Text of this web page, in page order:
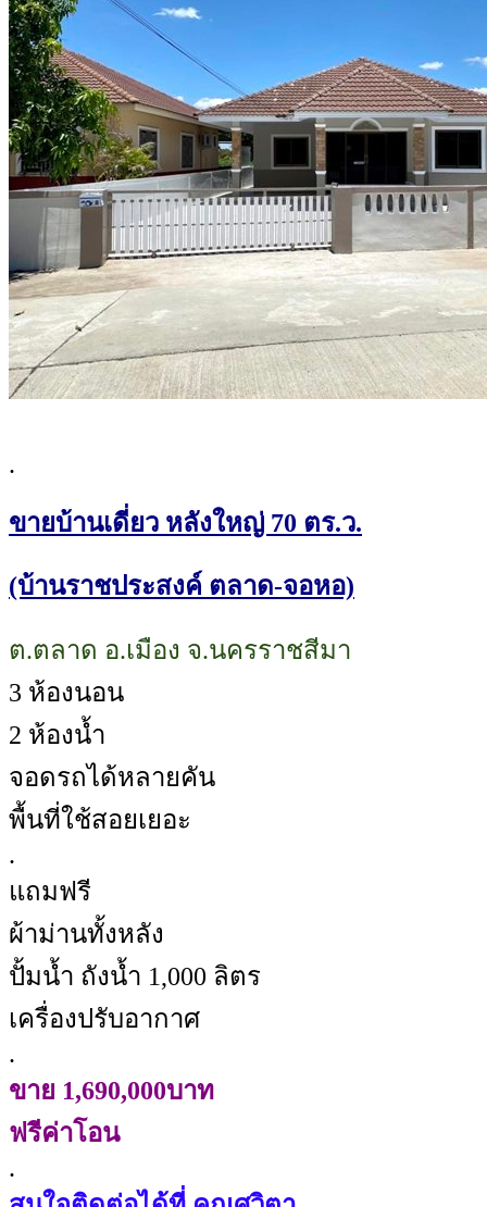
.
ขายบ้านเดี่ยว หลังใหญ่ 70 ตร.ว.
(บ้านราชประสงค์ ตลาด-จอหอ)
ต.ตลาด อ.เมือง จ.นครราชสีมา
3 ห้องนอน
2 ห้องน้ำ
จอดรถได้หลายคัน
พื้นที่ใช้สอยเยอะ
.
แถมฟรี
ผ้าม่านทั้งหลัง
ปั้มน้ำ ถังน้ำ 1,000 ลิตร
เครื่องปรับอากาศ
.
ขาย 1,690,000บาท
ฟรีค่าโอน
.